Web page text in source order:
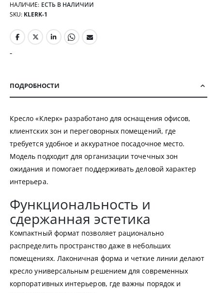
НАЛИЧИЕ: ЕСТЬ В НАЛИЧИИ
SKU KLERK-1
-
ПОДРОБНОСТИ
Кресло «Клерк» разработано для оснащения офисов,
клиентских зон и переговорных помещений, где
требуется удобное и аккуратное посадочное место.
Модель подходит для организации точечных зон
ожидания и помогает поддерживать деловой характер
интерьера.
Функциональность и
сдержанная эстетика
Компактный формат позволяет рационально
распределить пространство даже в небольших
помещениях. Лаконичная форма и четкие линии делают
кресло универсальным решением для современных
корпоративных интерьеров, где важны порядок и